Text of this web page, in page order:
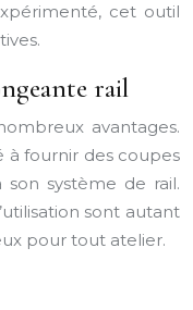
cet outil
rail
avantages.
à fournir des coupes
son système de rail.
sont autant
pour tout atelier.